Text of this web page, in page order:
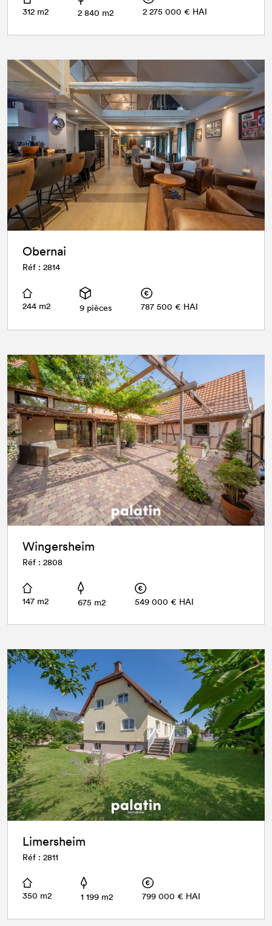
312 m2 2 840 m2 2 275 000 € HAI
Obernai
Réf : 2814
244 m2 9 pièces 787 500 € HAI
Wingersheim
Réf : 2808
147 m2 675 m2 549 000 € HAI
Limersheim
Réf : 2811
350 m2 1 199 m2 799 000 € HAI